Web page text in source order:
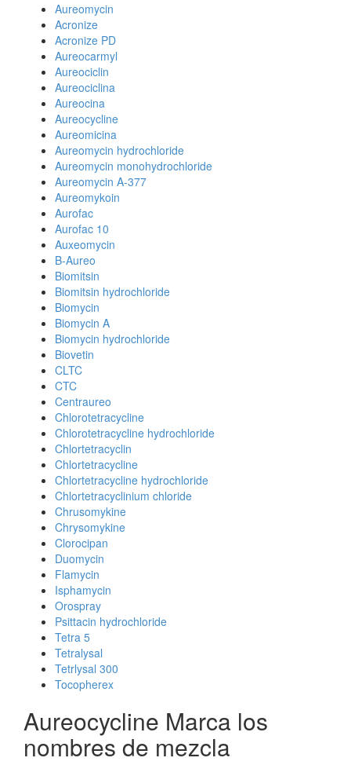
Aureomycin
Acronize
Acronize PD
Aureocarmyl
Aureociclin
Aureociclina
Aureocina
Aureocycline
Aureomicina
Aureomycin hydrochloride
Aureomycin monohydrochloride
Aureomycin A-377
Aureomykoin
Aurofac
Aurofac 10
Auxeomycin
B-Aureo
Biomitsin
Biomitsin hydrochloride
Biomycin
Biomycin A
Biomycin hydrochloride
Biovetin
CLTC
CTC
Centraureo
Chlorotetracycline
Chlorotetracycline hydrochloride
Chlortetracyclin
Chlortetracycline
Chlortetracycline hydrochloride
Chlortetracyclinium chloride
Chrusomykine
Chrysomykine
Clorocipan
Duomycin
Flamycin
Isphamycin
Orospray
Psittacin hydrochloride
Tetra 5
Tetralysal
Tetrlysal 300
Tocopherex
Aureocycline Marca los
nombres de mezcla